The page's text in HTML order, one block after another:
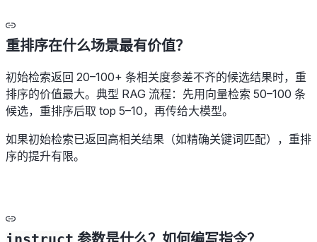
重排序在什么场景最有价值？
初始检索返回 20–100+ 条相关度参差不齐的候选结果时，重
排序的价值最大。典型 RAG 流程：先用向量检索 50–100 条
候选，重排序后取 top 5–10，再传给大模型。
如果初始检索已返回高相关结果（如精确关键词匹配），重排
序的提升有限。